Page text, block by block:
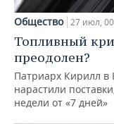
Общество 27 июл,
Топливный
преодолен?
Патриарх Кирилл в
нарастили
недели от «7 дней»